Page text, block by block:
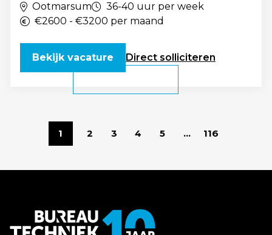
Ootmarsum
36-40 uur per week
€2600 - €3200 per maand
Direct solliciteren
Bekijk vacature
1 2 3 4 5 ... 116